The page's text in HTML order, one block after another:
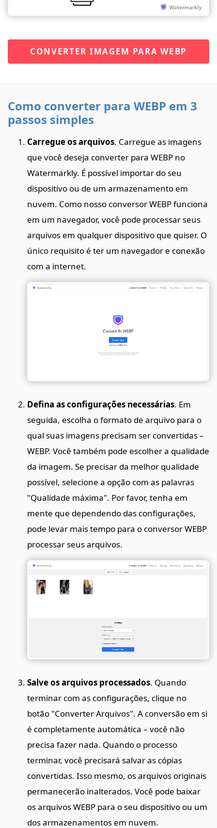
CONVERTER IMAGEM PARA WEBP
Como converter para WEBP em 3
passos simples
Carregue os arquivos. Carregue as imagens
que você deseja converter para WEBP no
Watermarkly. É possível importar do seu
dispositivo ou de um armazenamento em
nuvem. Como nosso conversor WEBP funciona
em um navegador, você pode processar seus
arquivos em qualquer dispositivo que quiser. O
único requisito é ter um navegador e conexão
com a internet.
Defina as configurações necessárias. Em
seguida, escolha o formato de arquivo para o
qual suas imagens precisam ser convertidas –
WEBP. Você também pode escolher a qualidade
da imagem. Se precisar da melhor qualidade
possível, selecione a opção com as palavras
"Qualidade máxima". Por favor, tenha em
mente que dependendo das configurações,
pode levar mais tempo para o conversor WEBP
processar seus arquivos.
Salve os arquivos processados. Quando
terminar com as configurações, clique no
botão "Converter Arquivos". A conversão em si
é completamente automática – você não
precisa fazer nada. Quando o processo
terminar, você precisará salvar as cópias
convertidas. Isso mesmo, os arquivos originais
permanecerão inalterados. Você pode baixar
os arquivos WEBP para o seu dispositivo ou um
dos armazenamentos em nuvem.